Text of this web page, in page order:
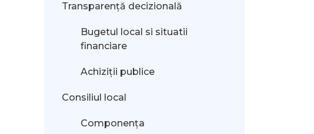
Transparență decizională
Bugetul local si situatii
financiare
Achiziții publice
Consiliul local
Componența